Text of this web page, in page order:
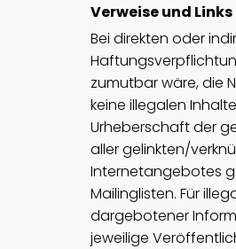
Verweise und Links
Bei direkten oder
zumutbar wäre, die
keine illegalen
Urheberschaft der
aller gelinkten/
Internetangebotes
Mailinglisten. Für
dargebotener
jeweilige